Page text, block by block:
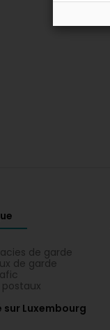
de garde
de garde
Luxembourg